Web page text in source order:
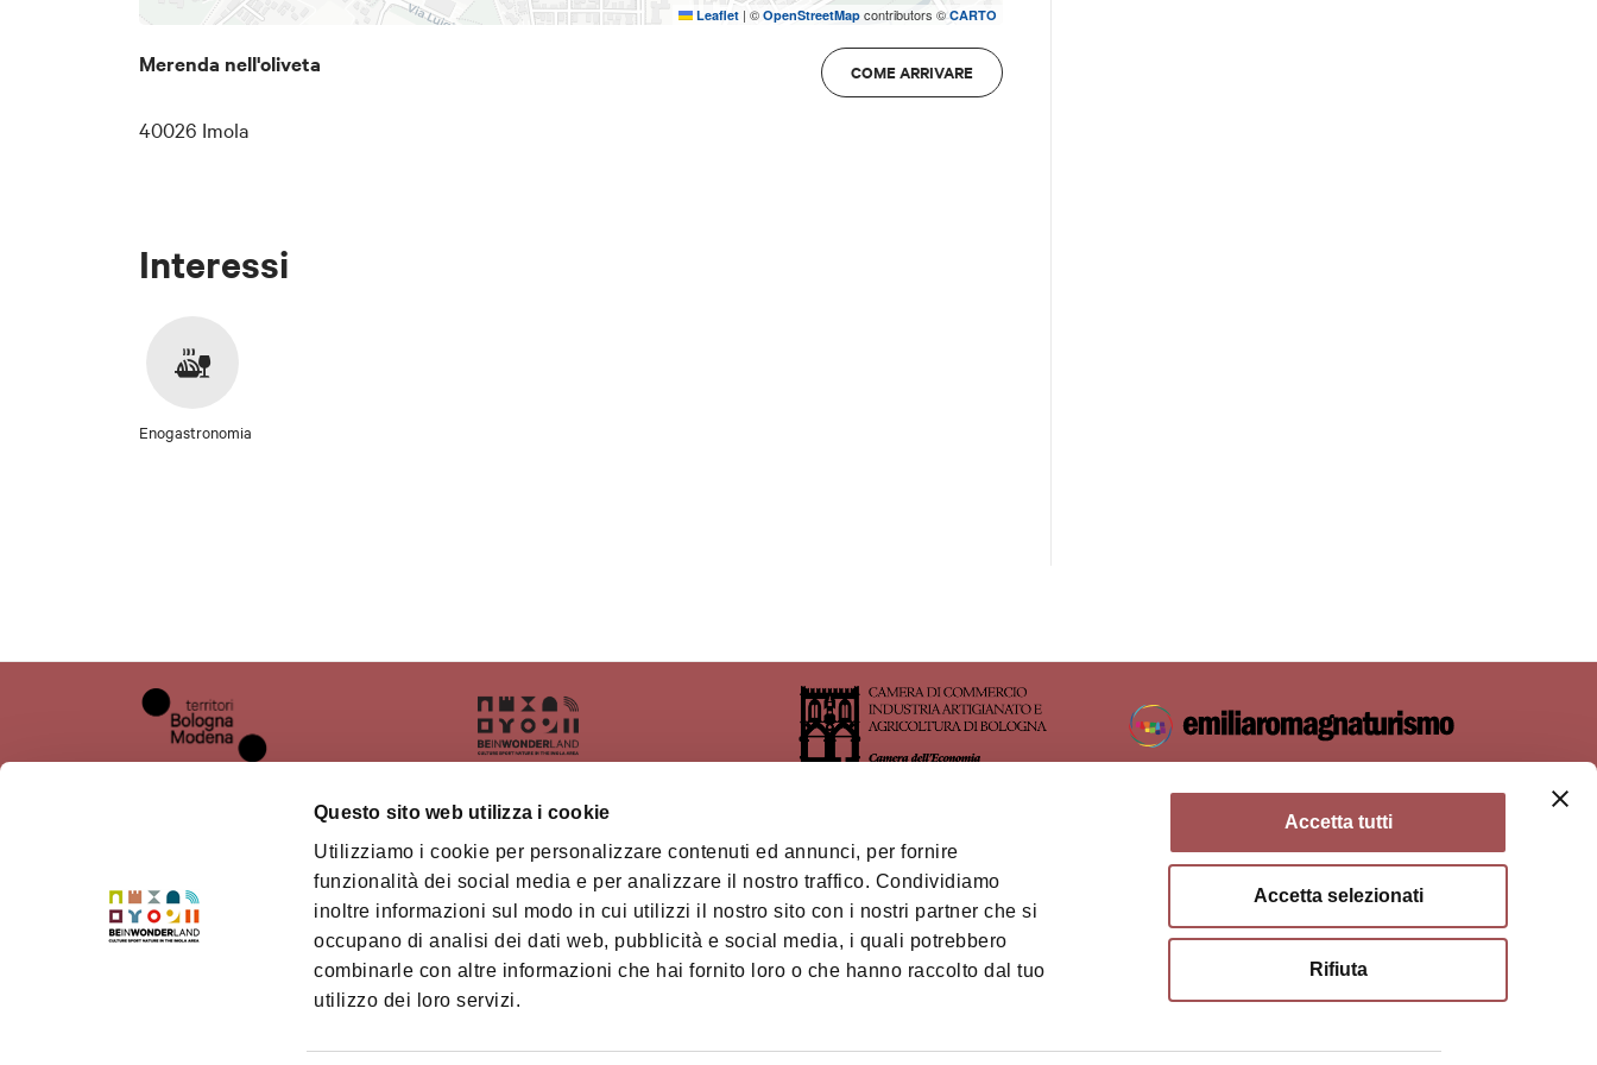
Questo sito web utilizza i cookie
Utilizziamo i cookie per personalizzare contenuti ed annunci, per fornire
funzionalità dei social media e per analizzare il nostro traffico. Condividiamo
inoltre informazioni sul modo in cui utilizzi il nostro sito con i nostri partner che si
occupano di analisi dei dati web, pubblicità e social media, i quali potrebbero
combinarle con altre informazioni che hai fornito loro o che hanno raccolto dal tuo
utilizzo dei loro servizi.
Accetta tutti
Accetta selezionati
Rifiuta
Leaflet | © OpenStreetMapcontributors ©CARTO
Merenda nell'oliveta
40026 Imola
COME ARRIVARE
Interessi
Enogastronomia
Dove siamo
Il territorio dell'Area Imolese
Territorio Turistico Bologna-
Modena
Credits
Privacy policy
cm.bo@cert.cittametropolitana.bo.it